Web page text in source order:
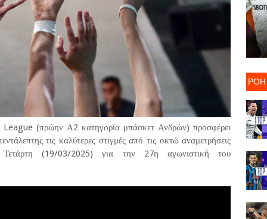
League (πρώην Α2 κατηγορία μπάσκετ Ανδρών) προσφέρει
τις καλύτερες στιγμές από τις οκτώ αναμετρήσεις
Τετάρτη (19/03/2025) για την 27η αγωνιστική του
ΡΟΗ